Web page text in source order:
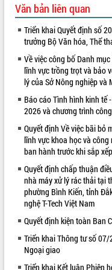
Không có file video nào để phát.
ALBUM ẢNH
Văn bản liên quan
Triển khai Quyết định số
trưởng Bộ Văn hóa, Thể
Về việc công bố Danh
lĩnh vực trồng trọt và bảo
lý của Sở Nông nghiệp và
Báo cáo Tình hình kinh tế
2026 và chương trình
Quyết định Về việc bãi bỏ
lĩnh vực khoa học và
ban hành trước khi sắp
Quyết định chấp thuận
nhà máy xử lý rác thải tại
phường Bình Kiến, tỉnh
nghệ T-Tech Việt Nam
Quyết định kiện toàn Ban
Triển khai Thông tư số
Ngoại giao
Triển khai Kết luận Phiên